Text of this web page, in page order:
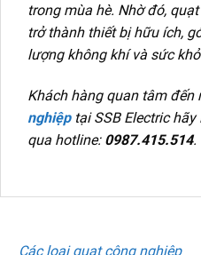
trong mùa hè. Nhờ đó,
trở thành thiết bị hữu ích,
lượng không khí và sức
Khách hàng quan tâm đến
nghiệptại SSB Electric hãy
qua hotline: 0987.415.514.
Các loại quạt công nghiệp